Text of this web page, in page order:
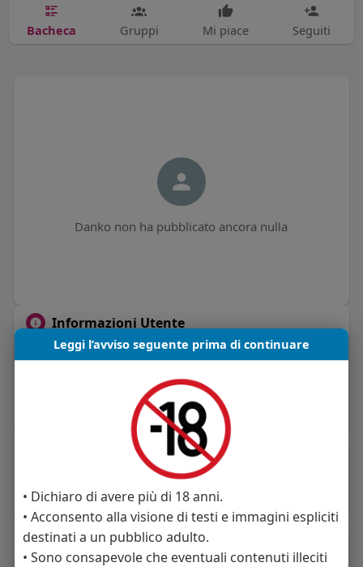
Bacheca Gruppi Mi piace Seguiti
Danko non ha pubblicato ancora nulla
Informazioni Utente
0post
Sto cercando: donne
(0)
Leggi l’avviso seguente prima di continuare
• Dichiaro di avere più di 18 anni.
• Acconsento alla visione di testi e immagini espliciti
destinati a un pubblico adulto.
• Sono consapevole che eventuali contenuti illeciti